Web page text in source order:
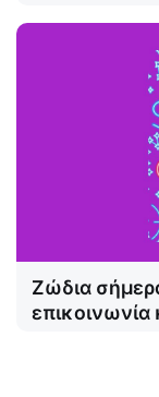
Ζώδια
επικοινωνία